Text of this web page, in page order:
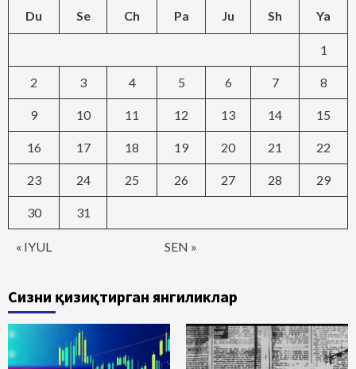
Du Se Ch Pa Ju Sh Ya
« IYUL SEN »
1
2 3 4 5 6 7 8
9 10 11 12 13 14 15
16 17 18 19 20 21 22
23 24 25 26 27 28 29
30 31
Сизни қизиқтирган янгиликлар